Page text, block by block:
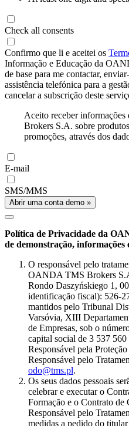
Check all consents
Confirmo que li e aceitei os
Informação e Educação da
de base para me contactar,
assistência telefónica para a
cancelar a subscrição deste
Aceito receber
Brokers S.A. sobre
promoções, através dos
E-mail
SMS/MMS
Abrir uma conta demo »
Política de Privacidade da
de demonstração, informações
O responsável pelo
OANDA TMS Brokers
Rondo Daszyńskiego 1,
identificação fiscal): 526-
mantidos pelo Tribunal
Varsóvia, XIII
de Empresas, sob o
capital social de 3 537
Responsável pela
Responsável pelo
odo@tms.pl.
Os seus dados pessoais
celebrar e executar o
Formação e o Contrato de
Responsável pelo
medidas a pedido do